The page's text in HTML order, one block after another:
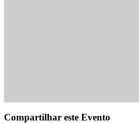
Compartilhar este Evento